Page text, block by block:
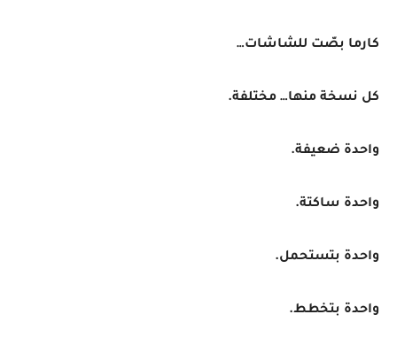
كارما بصّت للشاشات…
كل نسخة منها… مختلفة.
واحدة ضعيفة.
واحدة ساكتة.
واحدة بتستحمل.
واحدة بتخطط.